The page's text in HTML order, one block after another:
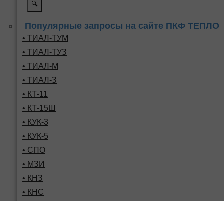
🔍
Популярные запросы на сайте ПКФ ТЕПЛО
• ТИАЛ-ТУМ
• ТИАЛ-ТУЗ
• ТИАЛ-М
• ТИАЛ-З
• КТ-11
• КТ-15Ш
• КУК-3
• КУК-5
• СПО
• МЗИ
• КНЗ
• КНС